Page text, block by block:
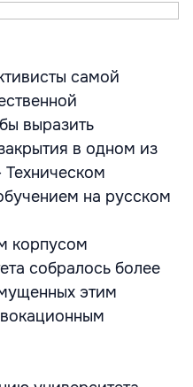
самой
выразить
в одном из
на русском
корпусом
собралось более
этим